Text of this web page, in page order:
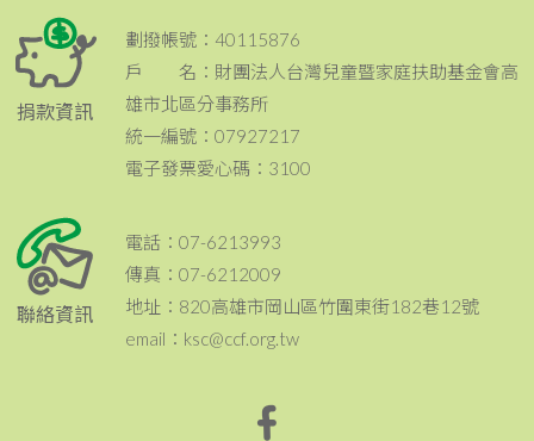
捐款資訊
劃撥帳號：40115876
戶 名：財團法人台灣兒童暨家庭扶助基金會高
雄市北區分事務所
統一編號：07927217
電子發票愛心碼：3100
聯絡資訊
電話：07-6213993
傳真：07-6212009
地址：820高雄市岡山區竹圍東街182巷12號
email：ksc@ccf.org.tw